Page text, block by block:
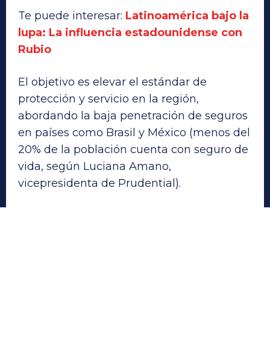
Te puede interesar: Latinoamérica bajo la
lupa: La influencia estadounidense con
Rubio
El objetivo es elevar el estándar de
protección y servicio en la región,
abordando la baja penetración de seguros
en países como Brasil y México (menos del
20% de la población cuenta con seguro de
vida, según Luciana Amano,
vicepresidenta de Prudential).